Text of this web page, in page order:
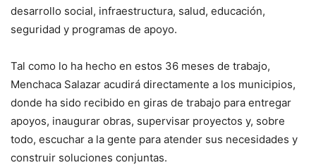
desarrollo social, infraestructura, salud, educación,
seguridad y programas de apoyo.
Tal como lo ha hecho en estos 36 meses de trabajo,
Menchaca Salazar acudirá directamente a los municipios,
donde ha sido recibido en giras de trabajo para entregar
apoyos, inaugurar obras, supervisar proyectos y, sobre
todo, escuchar a la gente para atender sus necesidades y
construir soluciones conjuntas.